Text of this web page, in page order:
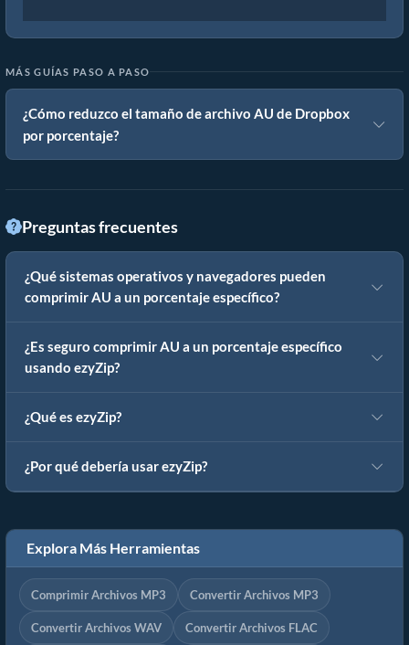
MÁS GUÍAS PASO A PASO
¿Cómo reduzco el tamaño de archivo AU de Dropbox
por porcentaje?
Preguntas frecuentes
¿Qué sistemas operativos y navegadores pueden
comprimir AU a un porcentaje específico?
¿Es seguro comprimir AU a un porcentaje específico
usando ezyZip?
¿Qué es ezyZip?
¿Por qué debería usar ezyZip?
Explora Más Herramientas
Comprimir Archivos MP3 Convertir Archivos MP3
Convertir Archivos WAV Convertir Archivos FLAC